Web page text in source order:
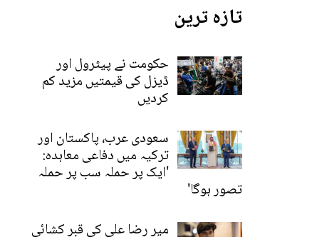
تازہ ترین
حکومت نے پیٹرول اور
ڈیزل کی قیمتیں مزید کم
کردیں
سعودی عرب، پاکستان اور
ترکیہ میں دفاعی معاہدہ:
'ایک پر حملہ سب پر حملہ
تصور ہوگا'
میر رضا علی کی قبر کشائی